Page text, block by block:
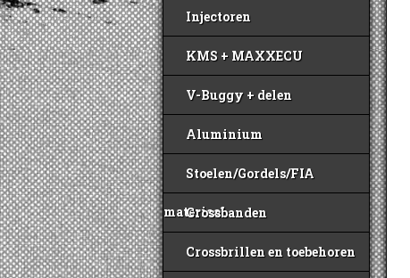
Injectoren
KMS + MAXXECU
V-Buggy + delen
Aluminium
Stoelen/Gordels/FIA
materiaal
Crossbanden
Crossbrillen en toebehoren